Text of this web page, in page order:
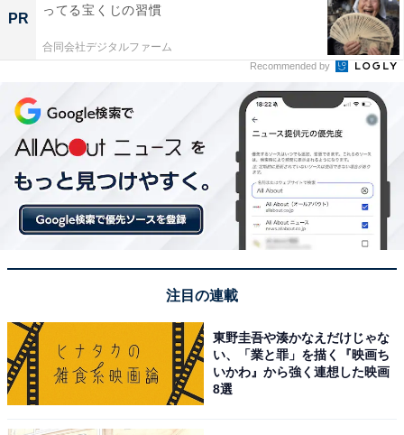
View this post on Instagram
A post shared by 「きのう何食べた？ season2」公式
1位は、テレビ東京系の「ドラマ24」枠で放送されてい
る『きのう何食べた？ season2』でした。
PR
ってる宝くじの習慣
合同会社デジタルファーム
Recommended by
注目の連載
東野圭吾や湊かなえだけじゃな
い、「業と罪」を描く『映画ち
いかわ』から強く連想した映画
8選